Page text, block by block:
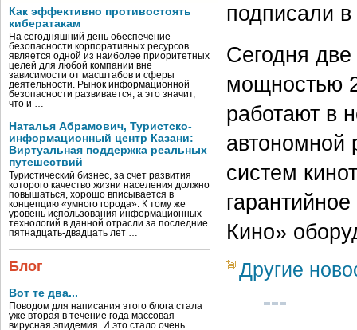
Как эффективно противостоять
кибератакам
На сегодняшний день обеспечение
безопасности корпоративных ресурсов
является одной из наиболее приоритетных
целей для любой компании вне
зависимости от масштабов и сферы
деятельности. Рынок информационной
безопасности развивается, а это значит,
что и …
Наталья Абрамович, Туристско-
информационный центр Казани:
Виртуальная поддержка реальных
путешествий
Туристический бизнес, за счет развития
которого качество жизни населения должно
повышаться, хорошо вписывается в
концепцию «умного города». К тому же
уровень использования информационных
технологий в данной отрасли за последние
пятнадцать-двадцать лет …
Блог
Вот те два...
Поводом для написания этого блога стала
уже вторая в течение года массовая
вирусная эпидемия. И это стало очень
подписали
Сегодня
мощностью
работают в
автономной
систем
Кино»
Другие